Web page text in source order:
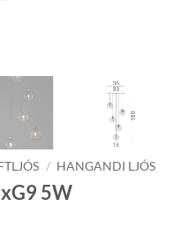
/ HANGANDI LJÓS
5W